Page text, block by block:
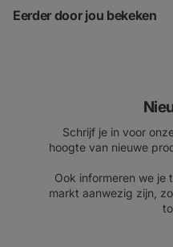
Eerder door jou bekeken
Schrijf je in voor
hoogte van nieuwe
Ook informeren we je
markt aanwezig zijn,